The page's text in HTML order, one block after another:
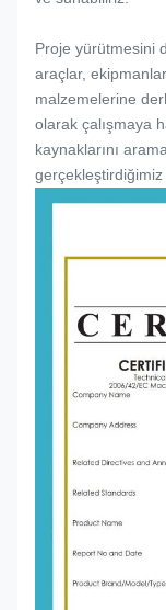
Proje yürütmesini
araçlar,
malzemelerine
olarak çalışmaya
kaynaklarını